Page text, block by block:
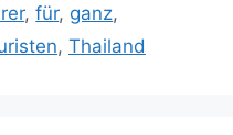
,für, ganz,
, Thailand